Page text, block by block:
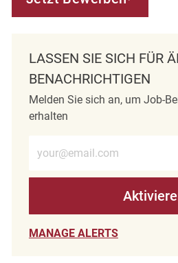
LASSEN SIE SICH FÜR
BENACHRICHTIGEN
Melden Sie sich an, um Job-
erhalten
MANAGE ALERTS